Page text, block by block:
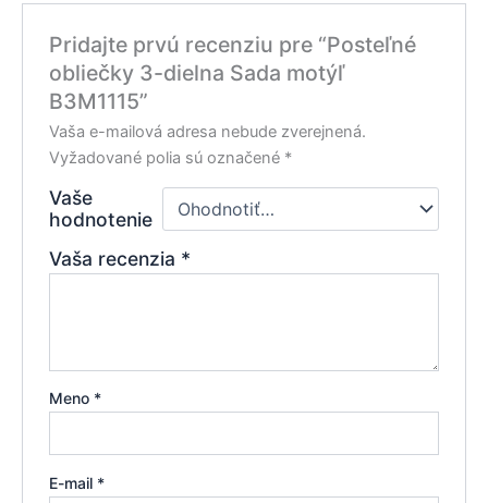
Pridajte prvú recenziu pre “Posteľné
obliečky 3-dielna Sada motýľ
B3M1115”
Vaša e-mailová adresa nebude zverejnená.
Vyžadované polia sú označené *
Vaše
hodnotenie
Vaša recenzia *
Meno *
E-mail *